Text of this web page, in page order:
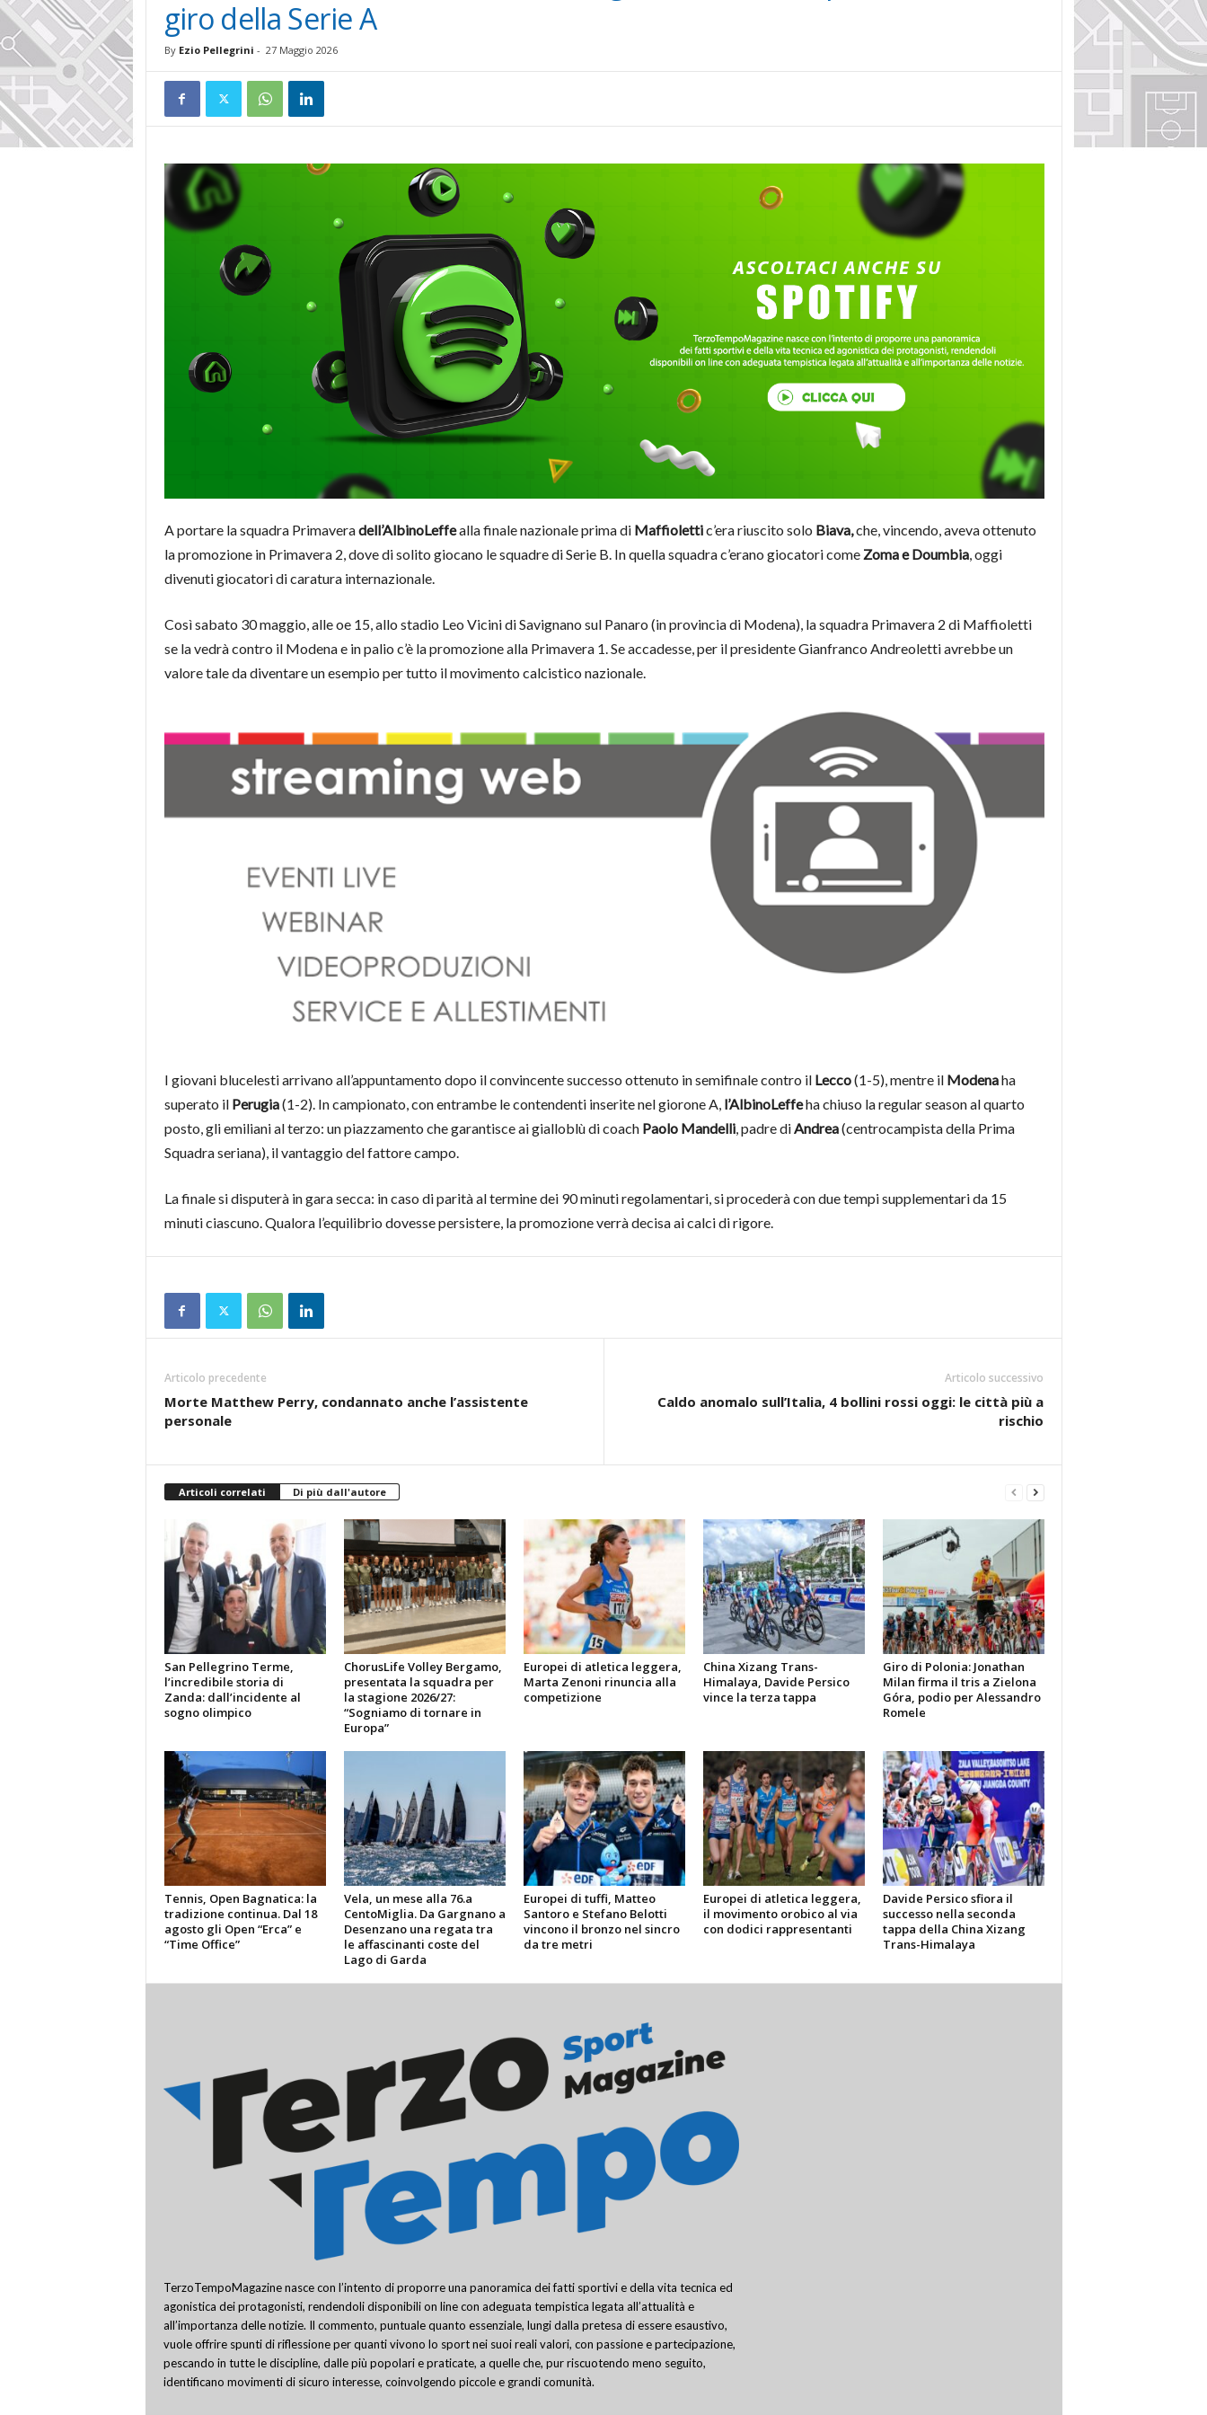
giro della Serie A
By Ezio Pellegrini - 27 Maggio 2026
A portare la squadra Primaveradell’AlbinoLeffealla finale nazionale prima di Maffiolettic’era riuscito solo Biava,che, vincendo, aveva ottenuto
la promozione in Primavera 2, dove di solito giocano le squadre di Serie B. In quella squadra c’erano giocatori come Zoma e Doumbia, oggi
divenuti giocatori di caratura internazionale.
Così sabato 30 maggio, alle oe 15, allo stadio Leo Vicini di Savignano sul Panaro (in provincia di Modena), la squadra Primavera 2 di Maffioletti
se la vedrà contro il Modena e in palio c’è la promozione alla Primavera 1. Se accadesse, per il presidente Gianfranco Andreoletti avrebbe un
valore tale da diventare un esempio per tutto il movimento calcistico nazionale.
I giovani blucelesti arrivano all’appuntamento dopo il convincente successo ottenuto in semifinale contro il Lecco(1-5), mentre il Modenaha
superato il Perugia(1-2). In campionato, con entrambe le contendenti inserite nel giorone A, l’AlbinoLeffeha chiuso la regular season al quarto
posto, gli emiliani al terzo: un piazzamento che garantisce ai gialloblù di coach Paolo Mandelli, padre diAndrea(centrocampista della Prima
Squadra seriana), il vantaggio del fattore campo.
La finale si disputerà in gara secca: in caso di parità al termine dei 90 minuti regolamentari, si procederà con due tempi supplementari da 15
minuti ciascuno. Qualora l’equilibrio dovesse persistere, la promozione verrà decisa ai calci di rigore.
Articolo precedente
Morte Matthew Perry, condannato anche l’assistente
personale
Articolo successivo
Caldo anomalo sull’Italia, 4 bollini rossi oggi: le città più a
rischio
Articoli correlati Di più dall'autore
San Pellegrino Terme,
l’incredibile storia di
Zanda: dall’incidente al
sogno olimpico
ChorusLife Volley Bergamo,
presentata la squadra per
la stagione 2026/27:
“Sogniamo di tornare in
Europa”
Europei di atletica leggera,
Marta Zenoni rinuncia alla
competizione
China Xizang Trans-
Himalaya, Davide Persico
vince la terza tappa
Giro di Polonia: Jonathan
Milan firma il tris a Zielona
Góra, podio per Alessandro
Romele
Tennis, Open Bagnatica: la
tradizione continua. Dal 18
agosto gli Open “Erca” e
“Time Office”
Vela, un mese alla 76.a
CentoMiglia. Da Gargnano a
Desenzano una regata tra
le affascinanti coste del
Lago di Garda
Europei di tuffi, Matteo
Santoro e Stefano Belotti
vincono il bronzo nel sincro
da tre metri
Europei di atletica leggera,
il movimento orobico al via
con dodici rappresentanti
Davide Persico sfiora il
successo nella seconda
tappa della China Xizang
Trans-Himalaya
TerzoTempoMagazine nasce con l’intento di proporre una panoramica dei fatti sportivi e della vita tecnica ed
agonistica dei protagonisti, rendendoli disponibili on line con adeguata tempistica legata all’attualità e
all’importanza delle notizie. Il commento, puntuale quanto essenziale, lungi dalla pretesa di essere esaustivo,
vuole offrire spunti di riflessione per quanti vivono lo sport nei suoi reali valori, con passione e partecipazione,
pescando in tutte le discipline, dalle più popolari e praticate, a quelle che, pur riscuotendo meno seguito,
identificano movimenti di sicuro interesse, coinvolgendo piccole e grandi comunità.